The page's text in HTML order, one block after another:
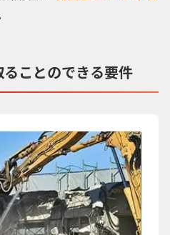
ることのできる要件